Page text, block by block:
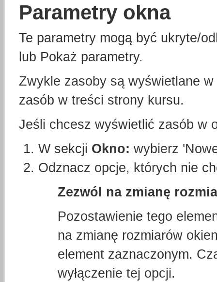
Parametry okna
Te parametry mogą być ukryte/
lub Pokaż parametry.
Zwykle zasoby są wyświetlane
zasób w treści strony kursu.
Jeśli chcesz wyświetlić zasób w
W sekcji Okno: wybierz
Odznacz opcje, których nie
Zezwól na zmianę
Pozostawienie tego
na zmianę rozmiarów
element zaznaczonym.
wyłączenie tej opcji.